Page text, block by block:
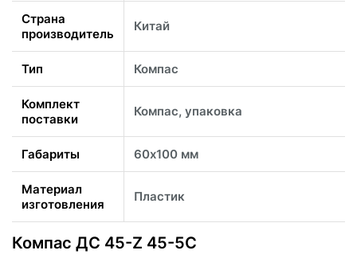
Страна
производитель
Китай
Тип Компас
Комплект
поставки
Компас, упаковка
Габариты 60х100 мм
Материал
изготовления
Пластик
Компас ДС 45-Z 45-5C